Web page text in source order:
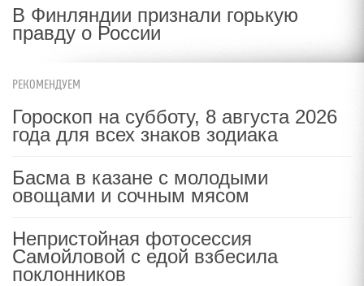
В Финляндии признали горькую
правду о России
РЕКОМЕНДУЕМ
Гороскоп на субботу, 8 августа 2026
года для всех знаков зодиака
Басма в казане с молодыми
овощами и сочным мясом
Непристойная фотосессия
Самойловой с едой взбесила
поклонников